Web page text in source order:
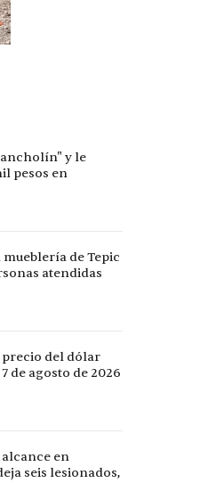
y le
pesos en
de Tepic
atendidas
precio del dólar
de agosto de 2026
en
seis lesionados,